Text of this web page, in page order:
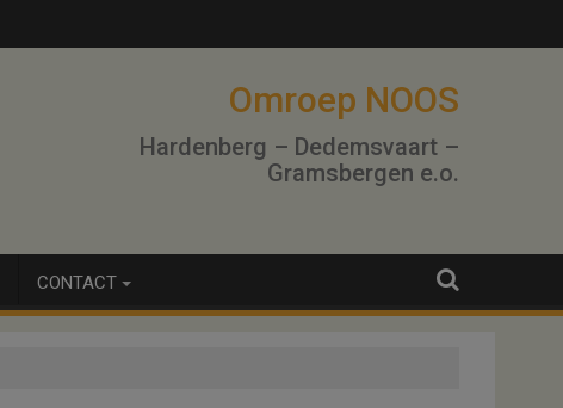
Omroep NOOS
Hardenberg – Dedemsvaart –
Gramsbergen e.o.
CONTACT